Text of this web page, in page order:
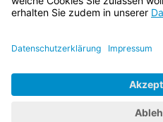
BayernPortal
Impressum